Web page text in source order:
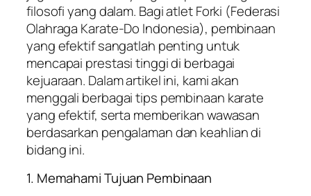
filosofi yang dalam. Bagi atlet Forki (Federasi
Olahraga Karate-Do Indonesia), pembinaan
yang efektif sangatlah penting untuk
mencapai prestasi tinggi di berbagai
kejuaraan. Dalam artikel ini, kami akan
menggali berbagai tips pembinaan karate
yang efektif, serta memberikan wawasan
berdasarkan pengalaman dan keahlian di
bidang ini.
1. Memahami Tujuan Pembinaan